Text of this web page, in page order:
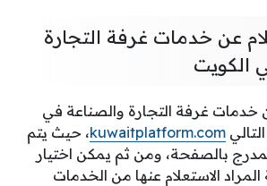
عن خدمات غرفة التجارة
الكويت
خدمات غرفة التجارة والصناعة في
kuwaitplatform.com، حيث يتم
بالصفحة، ومن ثم يمكن اختيار
المراد الاستعلام عنها من الخدمات